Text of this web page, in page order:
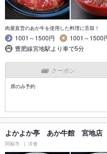
肉屋直営のあか牛を使用した料理に舌鼓！
1001～1500円
1001～1500
豊肥線宮地駅より車で5分
クーポン
席のみ予約
よかよか亭 あか牛館 宮地店
阿蘇市 洋食